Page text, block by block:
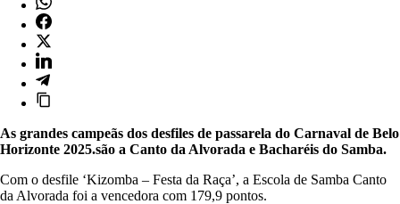
As grandes campeãs dos desfiles de passarela do Carnaval de Belo
Horizonte 2025.são a Canto da Alvorada e Bacharéis do Samba.
Com o desfile ‘Kizomba – Festa da Raça’, a Escola de Samba Canto
da Alvorada foi a vencedora com 179,9 pontos.